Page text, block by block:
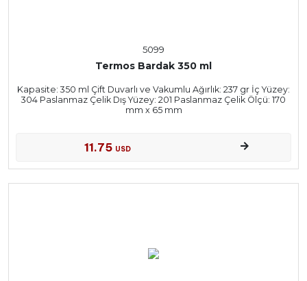
5099
Termos Bardak 350 ml
Kapasite: 350 ml Çift Duvarlı ve Vakumlu Ağırlık: 237 gr İç Yüzey:
304 Paslanmaz Çelik Dış Yüzey: 201 Paslanmaz Çelik Ölçü: 170
mm x 65 mm
11.75 USD